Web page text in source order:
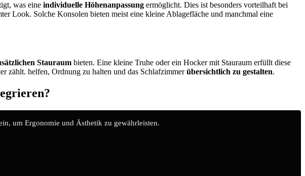
was eine individuelle Höhenanpassung ermöglicht. Dies ist besonders vorteilhaft bei
Look. Solche Konsolen bieten meist eine kleine Ablagefläche und manchmal eine
Stauraum bieten. Eine kleine Truhe oder ein Hocker mit Stauraum erfüllt diese
zählt. helfen, Ordnung zu halten und das Schlafzimmerübersichtlich zu gestalten.
um Ergonomie und Ästhetik zu gewährleisten.